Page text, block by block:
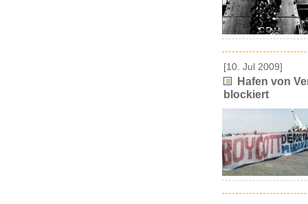
[10. Jul 2009]
Hafen von
blockiert